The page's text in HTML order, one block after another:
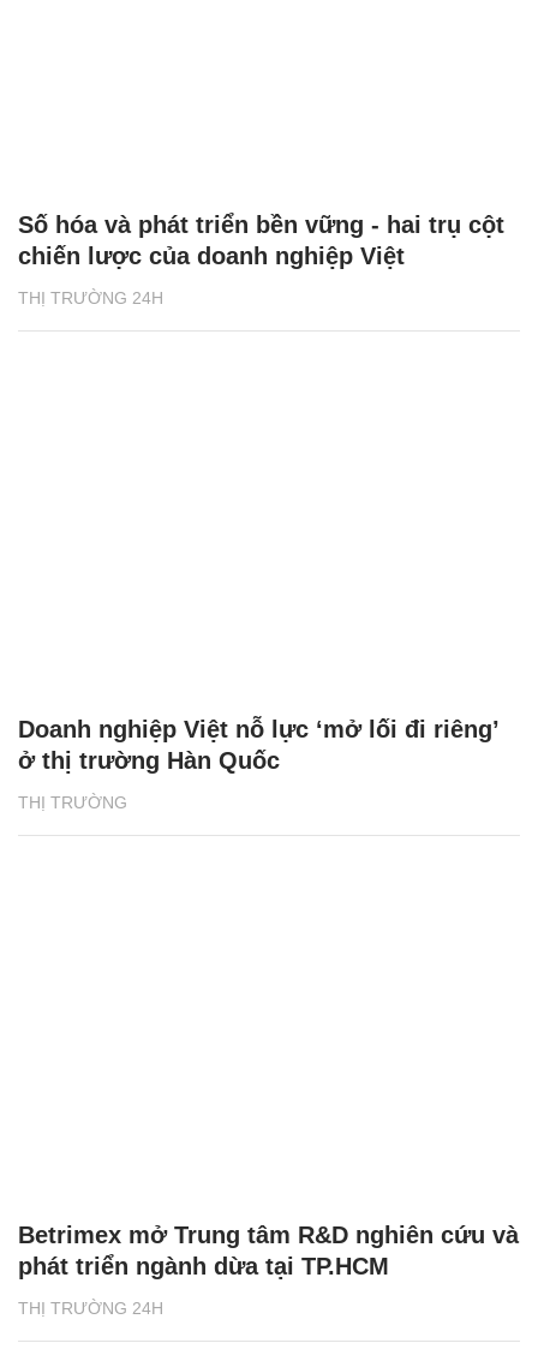
THỊ TRƯỜNG 24H
Số hóa và phát triển bền vững - hai trụ cột
chiến lược của doanh nghiệp Việt
THỊ TRƯỜNG
Doanh nghiệp Việt nỗ lực ‘mở lối đi riêng’
ở thị trường Hàn Quốc
THỊ TRƯỜNG 24H
Betrimex mở Trung tâm R&D nghiên cứu và
phát triển ngành dừa tại TP.HCM